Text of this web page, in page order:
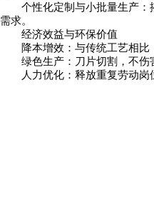
个性化定制与小批量生产：搭
需求。
经济效益与环保价值
降本增效：与传统工艺相比
绿色生产：刀片切割，不伤害
人力优化：释放重复劳动岗位